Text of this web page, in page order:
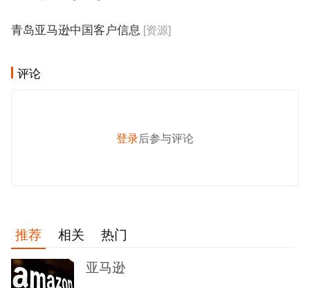
青岛亚马逊中国客户信息 [资源]
评论
登录后参与评论
推荐 相关
热门
亚马逊